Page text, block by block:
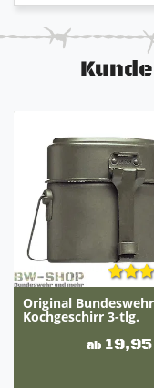
Original Bundeswehr
Kochgeschirr 3-tlg.
ab